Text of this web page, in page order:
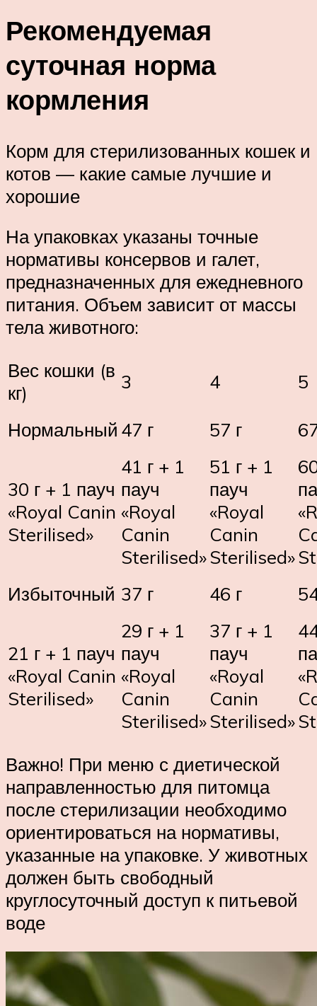
Рекомендуемая
суточная норма
кормления
Корм для стерилизованных кошек и
котов — какие самые лучшие и
хорошие
На упаковках указаны точные
нормативы консервов и галет,
предназначенных для ежедневного
питания. Объем зависит от массы
тела животного:
Вес кошки (в
кг)
3 4 5
Нормальный 47 г 57 г
30 г + 1 пауч
«Royal Canin
Sterilised»
41 г + 1
пауч
«Royal
Canin
Sterilised»
51 г + 1
пауч
«Royal
Canin
Sterilised»
Избыточный 37 г 46 г
21 г + 1 пауч
«Royal Canin
Sterilised»
29 г + 1
пауч
«Royal
Canin
Sterilised»
37 г + 1
пауч
«Royal
Canin
Sterilised»
Важно! При меню с диетической
направленностью для питомца
после стерилизации необходимо
ориентироваться на нормативы,
указанные на упаковке. У животных
должен быть свободный
круглосуточный доступ к питьевой
воде